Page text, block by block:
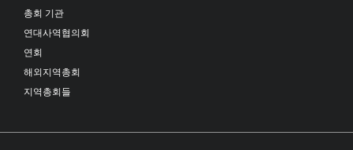
총회 기관
연대사역협의회
연회
해외지역총회
지역총회들